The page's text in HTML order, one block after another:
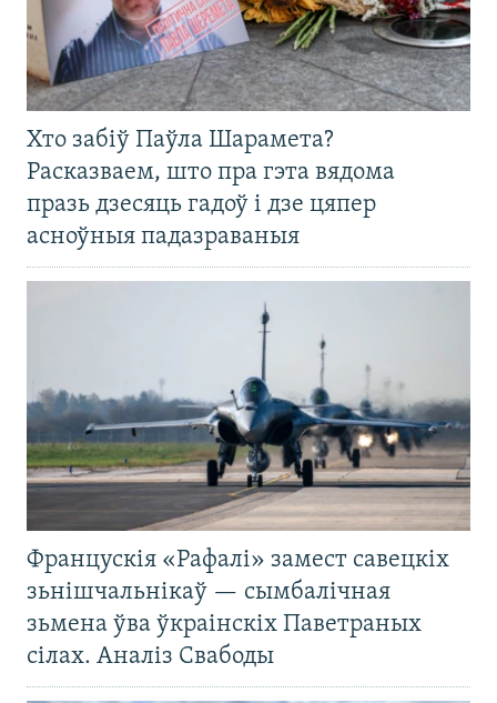
Хто забіў Паўла Шарамета?
Расказваем, што пра гэта вядома
празь дзесяць гадоў і дзе цяпер
асноўныя падазраваныя
Францускія «Рафалі» замест савецкіх
зьнішчальнікаў — сымбалічная
зьмена ўва ўкраінскіх Паветраных
сілах. Аналіз Свабоды